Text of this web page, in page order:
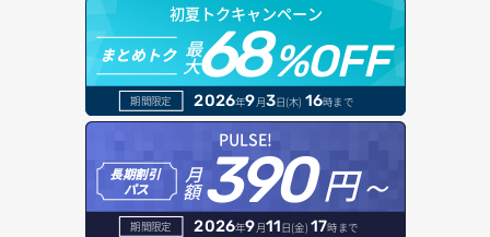
トークン発行
パーミッション一覧取得
ロールからパーミッションを紐づけ解除
ロールにパーミッションを紐づけ
ボリュームイメージ保存
ボリュームタイプ一覧取得
ボリュームタイプ詳細取得
ボリューム一覧取得
アタッチ済みボリューム一覧
アタッチ済みボリューム詳細取得
コンソールURL発行
サーバーに紐づくアドレス取得
サーバーに紐づくアドレス取得（ネットワーク指定）
セキュリティグループ ルール一覧取得
セキュリティグループ ルール作成
セキュリティグループ ルール削除
セキュリティグループ ルール詳細取得
セキュリティグループ一覧取得
ヘルスモニタ一覧取得
ヘルスモニタ作成
ヘルスモニタ削除
ヘルスモニタ更新
ヘルスモニタ詳細取得
オブジェクトダウンロード
オブジェクトバージョン管理
オブジェクト一覧取得
オブジェクト削除
オブジェクト削除予約
ドメイン情報登録
ドメイン詳細取得
レコード一覧取得
レコード作成
初夏トクキャンペーン
まとめトク 最
大68%OFF
期間限定 2026年9月3日(木) 16時まで
PULSE!
長期割引
パス
月
額390円～
期間限定 2026年9月11日(金) 17時まで